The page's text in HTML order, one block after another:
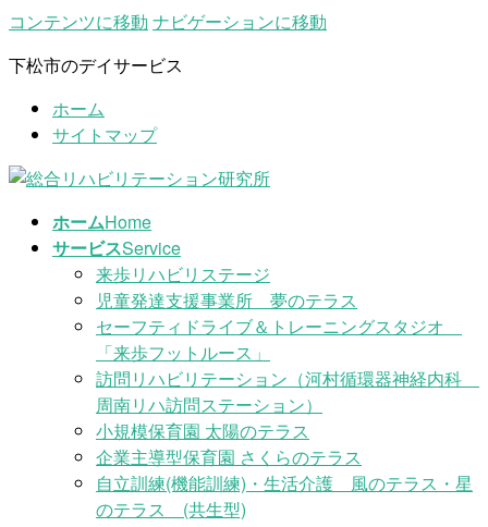
コンテンツに移動 ナビゲーションに移動
下松市のデイサービス
ホーム
サイトマップ
ホームHome
サービスService
来歩リハビリステージ
児童発達支援事業所 夢のテラス
セーフティドライブ＆トレーニングスタジオ
「来歩フットルース」
訪問リハビリテーション（河村循環器神経内科
周南リハ訪問ステーション）
小規模保育園 太陽のテラス
企業主導型保育園 さくらのテラス
自立訓練(機能訓練)・生活介護 風のテラス・星
のテラス (共生型)